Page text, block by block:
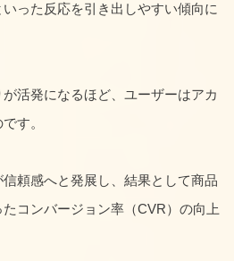
った反応を引き出しやすい傾向に
活発になるほど、ユーザーはアカ
す。
頼感へと発展し、結果として商品
コンバージョン率（CVR）の向上